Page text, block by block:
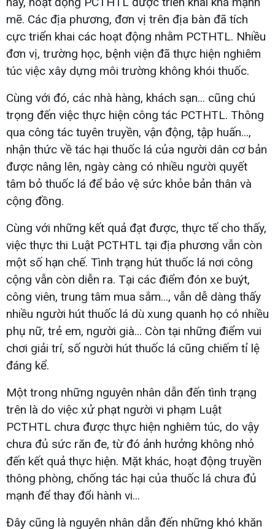
mẽ. Các địa phương, đơn vị trên địa bàn đã tích
cực triển khai các hoạt động nhằm PCTHTL. Nhiều
đơn vị, trường học, bệnh viện đã thực hiện nghiêm
túc việc xây dựng môi trường không khói thuốc.
Cùng với đó, các nhà hàng, khách sạn... cũng chú
trọng đến việc thực hiện công tác PCTHTL. Thông
qua công tác tuyên truyền, vận động, tập huấn...,
nhận thức về tác hại thuốc lá của người dân cơ bản
được nâng lên, ngày càng có nhiều người quyết
tâm bỏ thuốc lá để bảo vệ sức khỏe bản thân và
cộng đồng.
Cùng với những kết quả đạt được, thực tế cho thấy,
việc thực thi Luật PCTHTL tại địa phương vẫn còn
một số hạn chế. Tình trạng hút thuốc lá nơi công
cộng vẫn còn diễn ra. Tại các điểm đón xe buýt,
công viên, trung tâm mua sắm..., vẫn dễ dàng thấy
nhiều người hút thuốc lá dù xung quanh họ có nhiều
phụ nữ, trẻ em, người già... Còn tại những điểm vui
chơi giải trí, số người hút thuốc lá cũng chiếm tỉ lệ
đáng kể.
Một trong những nguyên nhân dẫn đến tình trạng
trên là do việc xử phạt người vi phạm Luật
PCTHTL chưa được thực hiện nghiêm túc, do vậy
chưa đủ sức răn đe, từ đó ảnh hưởng không nhỏ
đến kết quả thực hiện. Mặt khác, hoạt động truyền
thông phòng, chống tác hại của thuốc lá chưa đủ
mạnh để thay đổi hành vi...
Đây cũng là nguyên nhân dẫn đến những khó khăn